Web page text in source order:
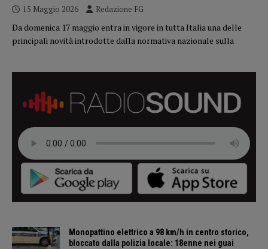
15 Maggio 2026 Redazione FG
Da domenica 17 maggio entra in vigore in tutta Italia una delle
principali novità introdotte dalla normativa nazionale sulla
Monopattino elettrico a 98 km/h in centro storico,
bloccato dalla polizia locale: 18enne nei guai